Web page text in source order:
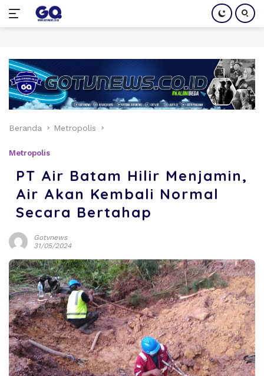
konten
Beranda Metropolis
Metropolis
PT Air Batam Hilir Menjamin,
Air Akan Kembali Normal
Secara Bertahap
Gotvnews
31/05/2024